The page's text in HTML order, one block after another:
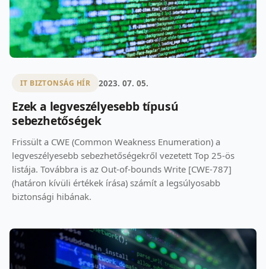
IT BIZTONSÁG HÍR 2023. 07. 05.
Ezek a legveszélyesebb típusú
sebezhetőségek
Frissült a CWE (Common Weakness Enumeration) a
legveszélyesebb sebezhetőségekről vezetett Top 25-ös
listája. Továbbra is az Out-of-bounds Write [CWE-787]
(határon kívüli értékek írása) számít a legsúlyosabb
biztonsági hibának.